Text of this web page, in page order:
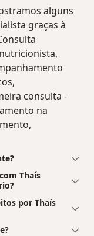
alguns
graças à
consulta -
na
Thaís
por Thaís